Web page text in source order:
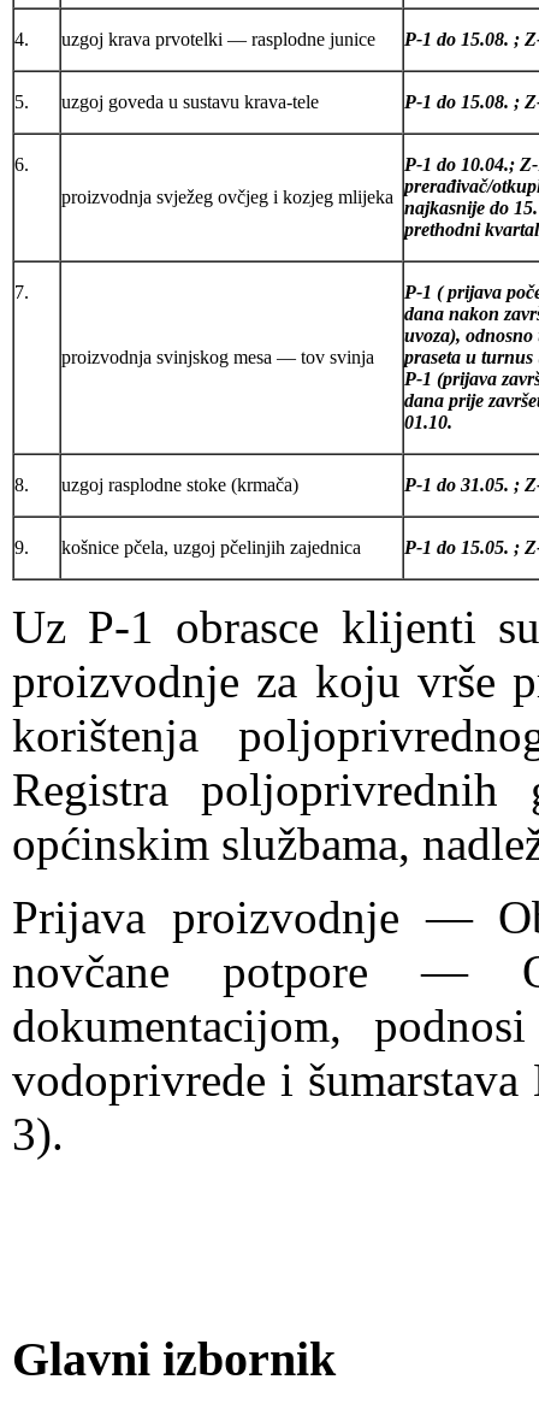
4. uzgoj krava prvotelki — rasplodne junice P-1 do 15.08. ;
5. uzgoj goveda u sustavu krava-tele P-1 do 15.08. ;
6.
proizvodnja svježeg ovčjeg i kozjeg mlijeka
P-1 do 10.04.;
prerađivač/
najkasnije do
prethodni kvartal
7.
proizvodnja svinjskog mesa — tov svinja
P-1 ( prijava
dana nakon
uvoza),
praseta u turnus
P-1 (prijava
dana prije
01.10.
8. uzgoj rasplodne stoke (krmača) P-1 do 31.05. ;
9. košnice pčela, uzgoj pčelinjih zajednica P-1 do 15.05. ;
Uz P-1 obrasce klijenti
proizvodnje za koju vrše
korištenja
Registra
općinskim službama,
Prijava proizvodnje —
novčane potpore —
dokumentacijom,
vodoprivrede i
3).
Glavni izbornik